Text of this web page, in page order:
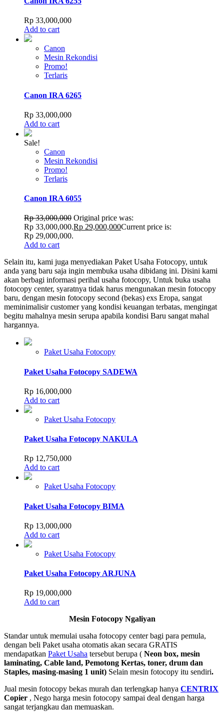
Rp 33,000,000
Add to cart
Canon
Mesin Rekondisi
Promo!
Terlaris
Canon IRA 6265
Rp 33,000,000
Add to cart
Sale!
Canon
Mesin Rekondisi
Promo!
Terlaris
Canon IRA 6055
Rp33,000,000 Original price was:
Rp 33,000,000.Rp 29,000,000Current price is:
Rp 29,000,000.
Add to cart
Selain itu, kami juga menyediakan Paket Usaha Fotocopy, untuk
anda yang baru saja ingin membuka usaha dibidang ini. Disini kami
akan berbagi informasi perihal usaha fotocopy, Untuk buka usaha
fotocopy center, syaratnya tidak harus mengunakan mesin fotocopy
baru, dengan mesin fotocopy second (bekas) exs Eropa, sangat
meminimalisir customer yang kondisi keuangan terbatas, mengingat
begitu mahalnya mesin serupa apabila kondisi Baru sangat mahal
hargannya.
Paket Usaha Fotocopy
Paket Usaha Fotocopy SADEWA
Rp 16,000,000
Add to cart
Paket Usaha Fotocopy
Paket Usaha Fotocopy NAKULA
Rp 12,750,000
Add to cart
Paket Usaha Fotocopy
Paket Usaha Fotocopy BIMA
Rp 13,000,000
Add to cart
Paket Usaha Fotocopy
Paket Usaha Fotocopy ARJUNA
Rp 19,000,000
Add to cart
Mesin Fotocopy Ngaliyan
Standar untuk memulai usaha fotocopy center bagi para pemula,
dengan beli Paket usaha otomatis akan secara GRATIS
mendapatkan Paket Usaha tersebut berupa ( Neon box, mesin
laminating, Cable land, Pemotong Kertas, toner, drum dan
Staples, masing-masing 1 unit) Selain mesin fotocopy itu sendiri.
Jual mesin fotocopy bekas murah dan terlengkap hanya CENTRIX
Copier , Nego harga mesin fotocopy sampai deal dengan harga
sangat terjangkau dan memuaskan.